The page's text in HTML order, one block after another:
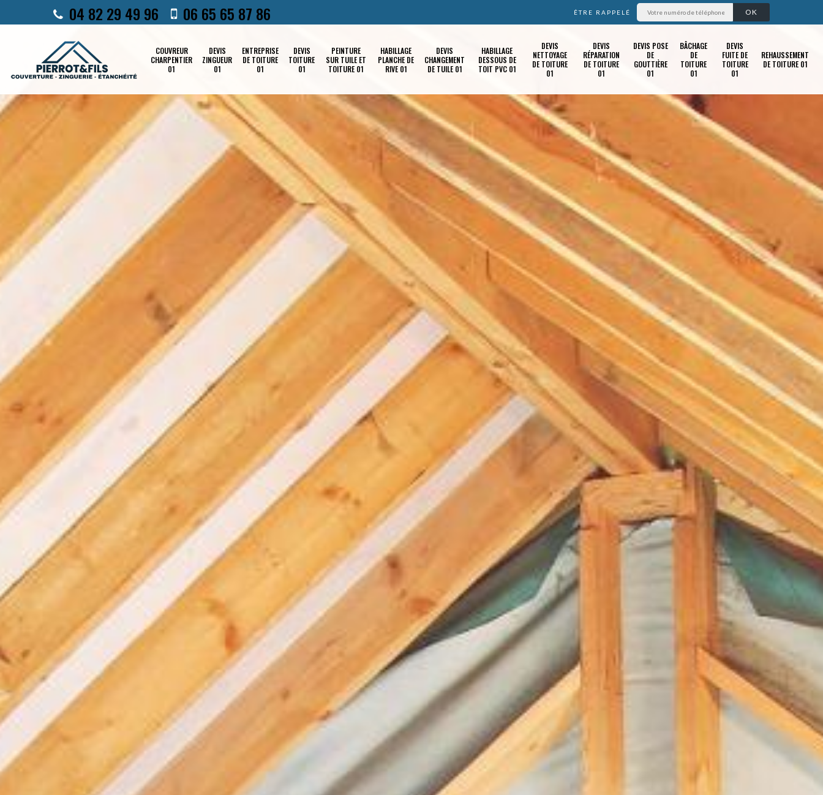
04 82 29 49 96 06 65 65 87 86 ÊTRE RAPPELÉ
COUVREUR
CHARPENTIER
01
DEVIS
ZINGUEUR
01
ENTREPRISE
DE TOITURE
01
DEVIS
TOITURE
01
PEINTURE
SUR TUILE ET
TOITURE 01
HABILLAGE
PLANCHE DE
RIVE 01
DEVIS
CHANGEMENT
DE TUILE 01
HABILLAGE
DESSOUS DE
TOIT PVC 01
DEVIS
NETTOYAGE
DE TOITURE
01
DEVIS
RÉPARATION
DE TOITURE
01
DEVIS POSE
DE
GOUTTIÈRE
01
BÂCHAGE
DE
TOITURE
01
DEVIS
FUITE DE
TOITURE
01
REHAUSSEMENT
DE TOITURE 01